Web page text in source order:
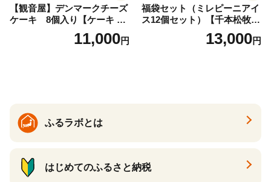
【観音屋】デンマークチーズ
ケーキ 8個入り【ケーキ チ
ーズケーキ 人気スイーツ お
すすめスイーツ 神戸スイー
11,000円
福袋セット（ミレピーニアイ
ス12個セット）【千本松牧
場】 ns025-014-12 【デザー
ト 詰め合わせ ギフト】
13,000円
ふるラボとは
はじめてのふるさと納税